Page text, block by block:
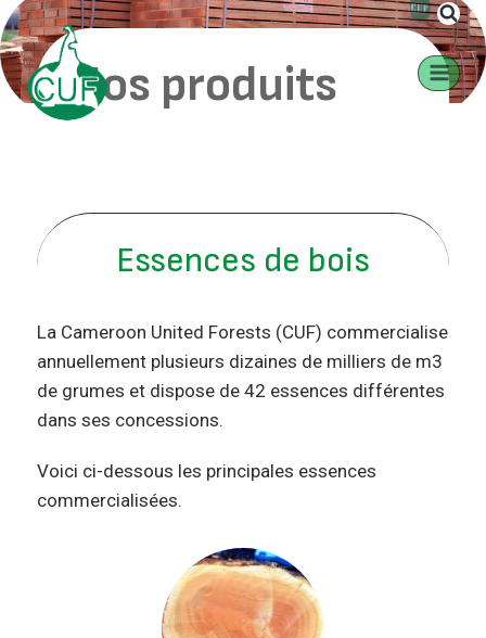
Nos produits
Nos produits
Essences de bois
La Cameroon United Forests (CUF) commercialise
annuellement plusieurs dizaines de milliers de m3
de grumes et dispose de 42 essences différentes
dans ses concessions.
Voici ci-dessous les principales essences
commercialisées.